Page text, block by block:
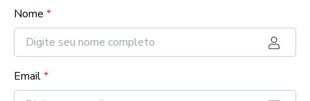
Nome *
Email*